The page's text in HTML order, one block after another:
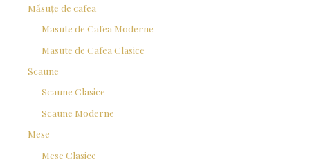
Măsuțe de cafea
Masute de Cafea Moderne
Masute de Cafea Clasice
Scaune
Scaune Clasice
Scaune Moderne
Mese
Mese Clasice